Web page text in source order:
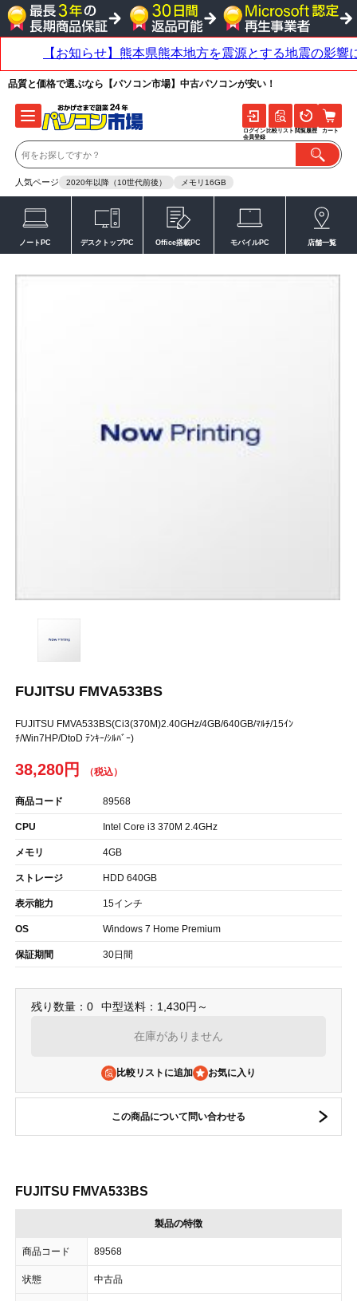
品質と価格で選ぶなら【パソコン市場】中古パソコンが安い！
人気ページ 2020年以降（10世代前後） メモリ16GB
ログイン
会員登録
比較リスト 閲覧履歴 カート
ノートPC デスクトップPC Office搭載PC モバイルPC 店舗一覧
FUJITSU FMVA533BS
FUJITSU FMVA533BS(Ci3(370M)2.40GHz/4GB/640GB/ﾏﾙﾁ/15ｲﾝ
ﾁ/Win7HP/DtoD ﾃﾝｷｰ/ｼﾙﾊﾞｰ)
38,280円
商品コード 89568
CPU Intel Core i3 370M 2.4GHz
メモリ 4GB
ストレージ HDD 640GB
表示能力 15インチ
OS Windows 7 Home Premium
保証期間 30日間
残り数量：0 中型送料：1,430円～
在庫がありません
比較リストに追加
この商品について問い合わせる
FUJITSU FMVA533BS
製品の特徴
商品コード 89568
状態 中古品